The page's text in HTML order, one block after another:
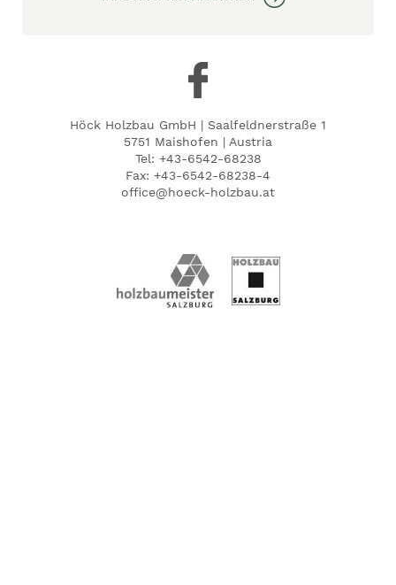
Höck Holzbau GmbH | Saalfeldnerstraße 1
5751 Maishofen | Austria
Tel: +43-6542-68238
Fax: +43-6542-68238-4
office@hoeck-holzbau.at